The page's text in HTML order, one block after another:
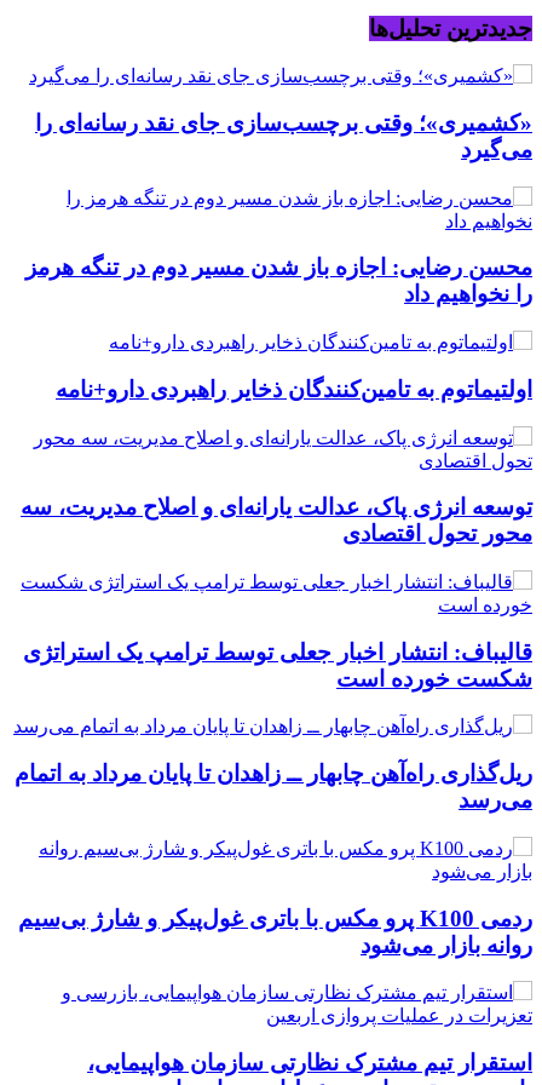
جدیدترین تحلیل‌ها
«کشمیری»؛ وقتی برچسب‌سازی جای نقد رسانه‌ای را
می‌گیرد
محسن رضایی: اجازه باز شدن مسیر دوم در تنگه هرمز
را نخواهیم داد
اولتیماتوم به تامین‌کنندگان ذخایر راهبردی دارو+نامه
توسعه انرژی پاک، عدالت یارانه‌ای و اصلاح مدیریت، سه
محور تحول اقتصادی
قالیباف: انتشار اخبار جعلی توسط ترامپ یک استراتژی
شکست خورده است
ریل‌گذاری راه‌آهن چابهار ــ زاهدان تا پایان مرداد به اتمام
می‌رسد
ردمی K100 پرو مکس با باتری غول‌پیکر و شارژ بی‌سیم
روانه بازار می‌شود
استقرار تیم مشترک نظارتی سازمان هواپیمایی،